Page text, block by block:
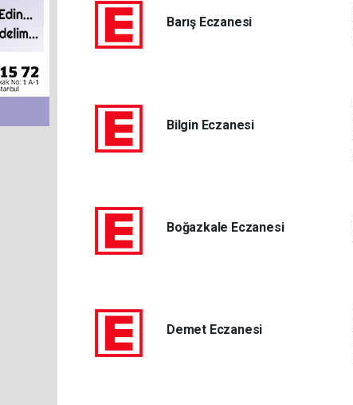
Barış Eczanesi
Bilgin Eczanesi
Boğazkale Eczanesi
Demet Eczanesi